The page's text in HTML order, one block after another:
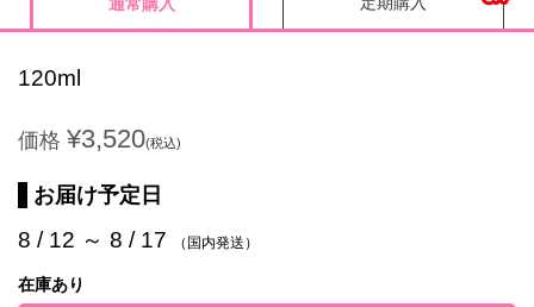
120ml
価格 ¥3,520(税込)
お届け予定日
8 / 12 ～ 8 / 17 （国内発送）
在庫あり